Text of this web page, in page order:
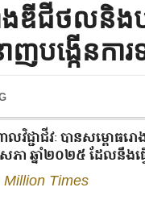
ឌីជីថលនិងប
ញបង្កើនកា
វិជ្ជាជីវៈ បានសម្ពោធរ
ា ឆ្នាំ២០២៥ ដែលនឹងធ្
Million Times